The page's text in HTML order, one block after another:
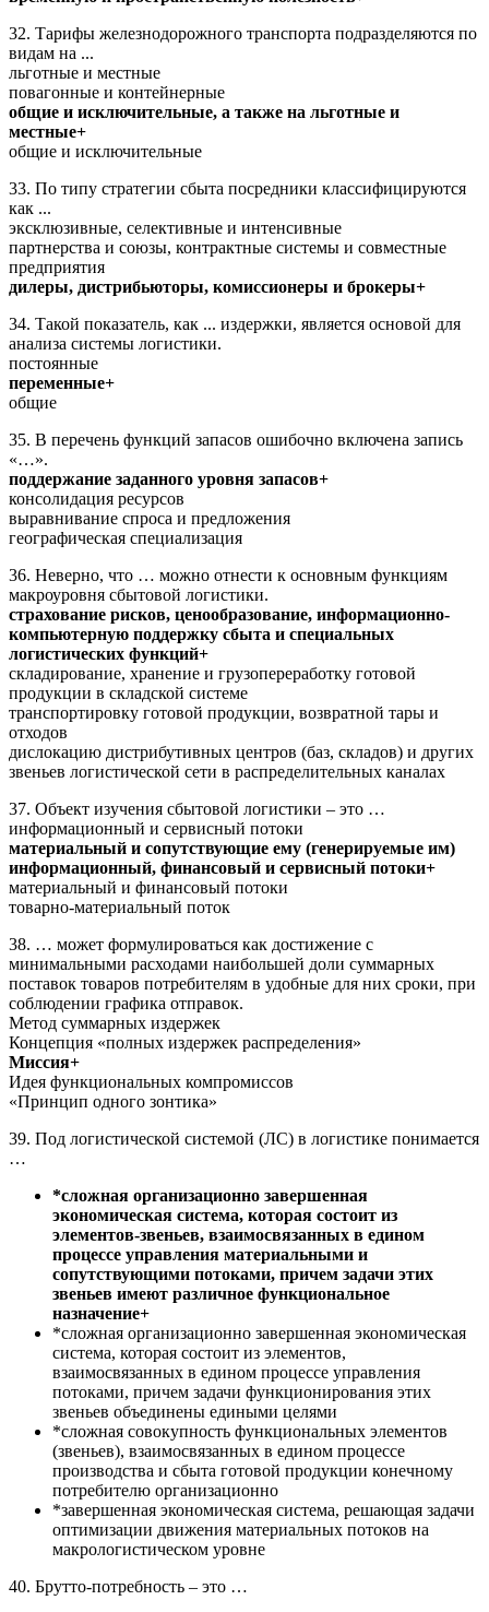
32. Тарифы железнодорожного транспорта подразделяются по
видам на ...
льготные и местные
повагонные и контейнерные
общие и исключительные, а также на льготные и
местные+
общие и исключительные
33. По типу стратегии сбыта посредники классифицируются
как ...
эксклюзивные, селективные и интенсивные
партнерства и союзы, контрактные системы и совместные
предприятия
дилеры, дистрибьюторы, комиссионеры и брокеры+
34. Такой показатель, как ... издержки, является основой для
анализа системы логистики.
постоянные
переменные+
общие
35. В перечень функций запасов ошибочно включена запись
«…».
поддержание заданного уровня запасов+
консолидация ресурсов
выравнивание спроса и предложения
географическая специализация
36. Неверно, что … можно отнести к основным функциям
макроуровня сбытовой логистики.
страхование рисков, ценообразование, информационно-
компьютерную поддержку сбыта и специальных
логистических функций+
складирование, хранение и грузопереработку готовой
продукции в складской системе
транспортировку готовой продукции, возвратной тары и
отходов
дислокацию дистрибутивных центров (баз, складов) и других
звеньев логистической сети в распределительных каналах
37. Объект изучения сбытовой логистики – это …
информационный и сервисный потоки
материальный и сопутствующие ему (генерируемые им)
информационный, финансовый и сервисный потоки+
материальный и финансовый потоки
товарно-материальный поток
38. … может формулироваться как достижение с
минимальными расходами наибольшей доли суммарных
поставок товаров потребителям в удобные для них сроки, при
соблюдении графика отправок.
Метод суммарных издержек
Концепция «полных издержек распределения»
Миссия+
Идея функциональных компромиссов
«Принцип одного зонтика»
39. Под логистической системой (ЛС) в логистике понимается
…
*сложная организационно завершенная
экономическая система, которая состоит из
элементов-звеньев, взаимосвязанных в едином
процессе управления материальными и
сопутствующими потоками, причем задачи этих
звеньев имеют различное функциональное
назначение+
*сложная организационно завершенная экономическая
система, которая состоит из элементов,
взаимосвязанных в едином процессе управления
потоками, причем задачи функционирования этих
звеньев объединены едиными целями
*сложная совокупность функциональных элементов
(звеньев), взаимосвязанных в едином процессе
производства и сбыта готовой продукции конечному
потребителю организационно
*завершенная экономическая система, решающая задачи
оптимизации движения материальных потоков на
макрологистическом уровне
40. Брутто-потребность – это …